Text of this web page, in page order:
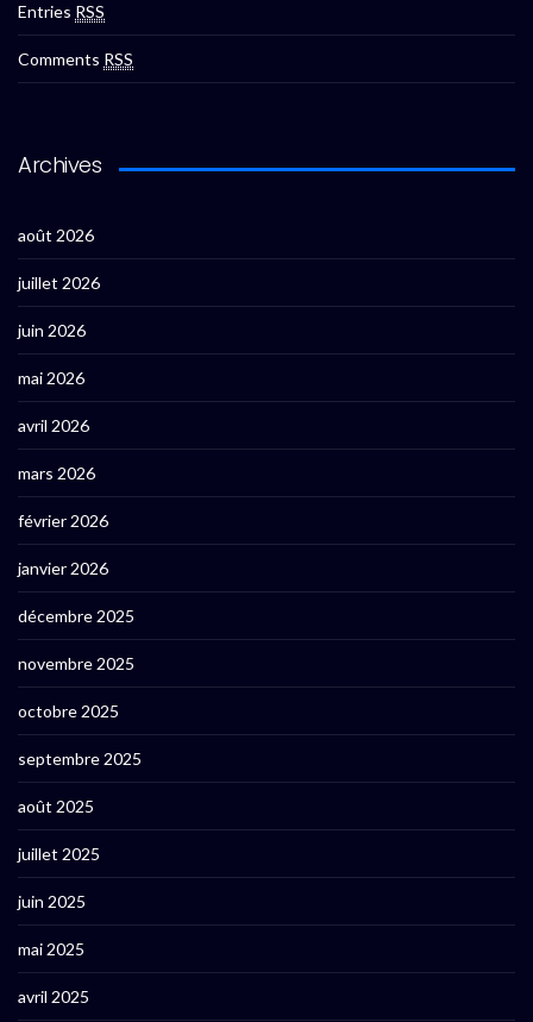
Entries RSS
Comments RSS
Archives
août 2026
juillet 2026
juin 2026
mai 2026
avril 2026
mars 2026
février 2026
janvier 2026
décembre 2025
novembre 2025
octobre 2025
septembre 2025
août 2025
juillet 2025
juin 2025
mai 2025
avril 2025